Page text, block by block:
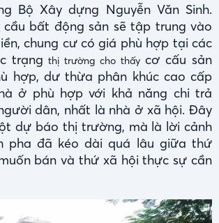
Bộ Xây dựng Nguyễn Văn Sinh.
cầu bất động sản sẽ tập trung vào
chung cư có giá phù hợp tại các
trạng thị trường cho thấycơ cấu sản
hợp, dư thừa phân khúc cao cấp
ở phù hợp với khả năng chi trả
dân, nhất là nhà ở xã hội. Đây
dự báo thị trường, mà là lời cảnh
pha đã kéo dài quá lâu giữa thứ
bán và thứ xã hội thực sự cần